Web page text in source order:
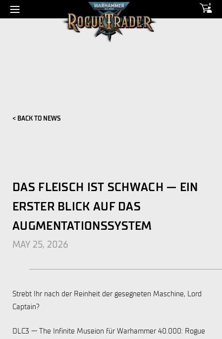
0
< BACK TO NEWS
DAS FLEISCH IST SCHWACH — EIN
ERSTER BLICK AUF DAS
AUGMENTATIONSSYSTEM
MAY 25, 2026
Strebt Ihr nach der Reinheit der gesegneten Maschine, Lord
Captain?
DLC3 — The Infinite Museion für Warhammer 40.000: Rogue